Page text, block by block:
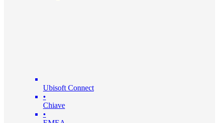
Ubisoft Connect
•
Chiave
•